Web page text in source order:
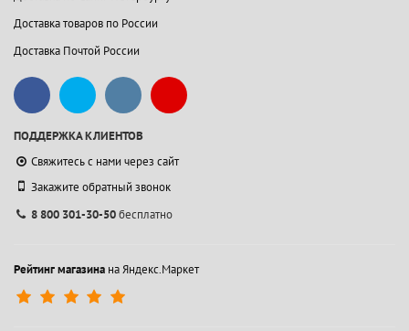
Доставка товаров по России
Доставка Почтой России
ПОДДЕРЖКА КЛИЕНТОВ
Свяжитесь с нами через сайт
Закажите обратный звонок
8 800 301-30-50бесплатно
Рейтинг магазина на Яндекс.Маркет